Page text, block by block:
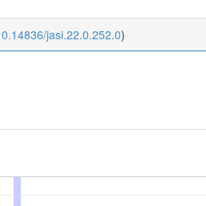
jasi.22.0.252.0)